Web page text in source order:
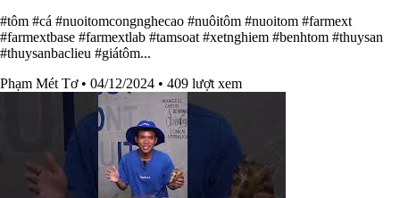
#tôm #cá #nuoitomcongnghecao #nuôitôm #nuoitom #farmext
#farmextbase #farmextlab #tamsoat #xetnghiem #benhtom #thuysan
#thuysanbaclieu #giátôm...
Phạm Mét Tơ • 04/12/2024 • 409 lượt xem